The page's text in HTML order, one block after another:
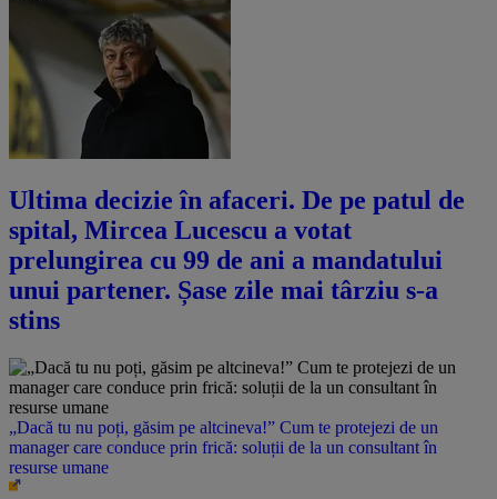
Ultima decizie în afaceri. De pe patul de
spital, Mircea Lucescu a votat
prelungirea cu 99 de ani a mandatului
unui partener. Șase zile mai târziu s-a
stins
„Dacă tu nu poți, găsim pe altcineva!” Cum te protejezi de un
manager care conduce prin frică: soluții de la un consultant în
resurse umane